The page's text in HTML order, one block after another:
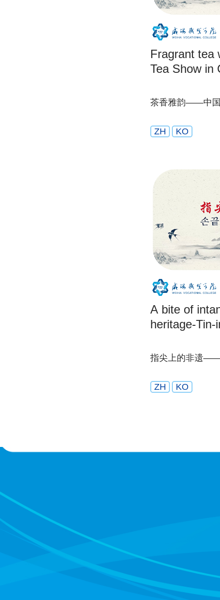
Fragrant tea
Tea Show in
茶香雅韵——中
ZH KO
A bite of
heritage-
指尖上的非遗
ZH KO